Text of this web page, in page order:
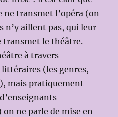
ne transmet l’opéra (on
n’y aillent pas, qui leur
transmet le théâtre.
à travers
(les genres,
mais pratiquement
ne parle de mise en